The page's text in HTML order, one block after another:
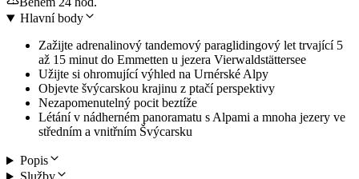
Hlavní body
Zažijte adrenalinový tandemový paraglidingový let trvající 5
až 15 minut do Emmetten u jezera Vierwaldstättersee
Užijte si ohromující výhled na Urnérské Alpy
Objevte švýcarskou krajinu z ptačí perspektivy
Nezapomenutelný pocit beztíže
Létání v nádherném panoramatu s Alpami a mnoha jezery ve
středním a vnitřním Švýcarsku
Popis